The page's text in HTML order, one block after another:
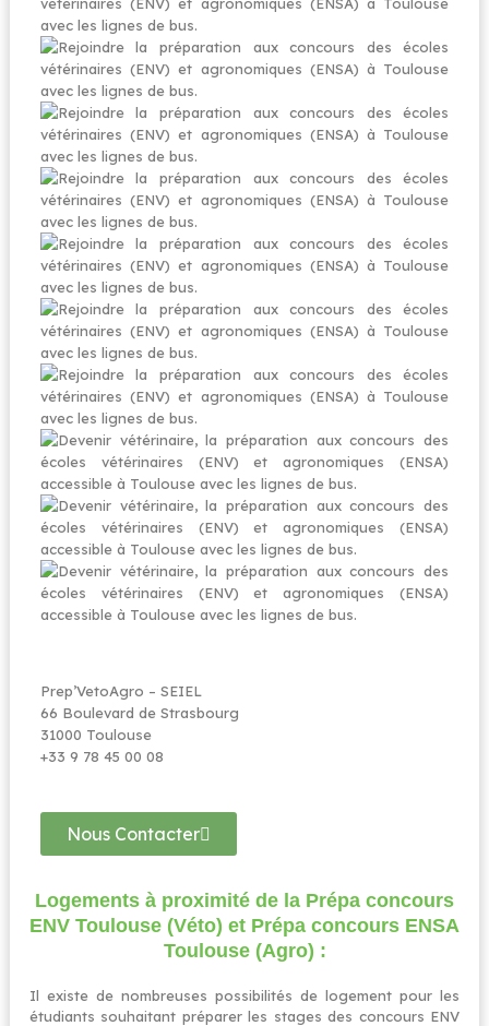
Prep’VetoAgro – SEIEL
66 Boulevard de Strasbourg
31000 Toulouse
+33 9 78 45 00 08
Nous Contacter
Logements à proximité de la Prépa concours
ENV Toulouse (Véto) et Prépa concours ENSA
Toulouse (Agro) :
Il existe de nombreuses possibilités de logement pour les
étudiants souhaitant préparer les stages des concours ENV